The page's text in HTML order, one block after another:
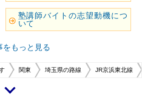
塾講師バイトの志望動機につ
いて
をもっと見る
関東 埼玉県の路線 JR京浜東北線